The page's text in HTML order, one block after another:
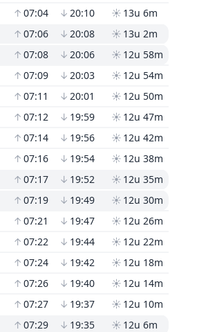
↑ 07:04 ↓ 20:10 ☀ 13u 6m
↑ 07:06 ↓ 20:08 ☀ 13u 2m
↑ 07:08 ↓ 20:06 ☀ 12u 58m
↑ 07:09 ↓ 20:03 ☀ 12u 54m
↑ 07:11 ↓ 20:01 ☀ 12u 50m
↑ 07:12 ↓ 19:59 ☀ 12u 47m
↑ 07:14 ↓ 19:56 ☀ 12u 42m
↑ 07:16 ↓ 19:54 ☀ 12u 38m
↑ 07:17 ↓ 19:52 ☀ 12u 35m
↑ 07:19 ↓ 19:49 ☀ 12u 30m
↑ 07:21 ↓ 19:47 ☀ 12u 26m
↑ 07:22 ↓ 19:44 ☀ 12u 22m
↑ 07:24 ↓ 19:42 ☀ 12u 18m
↑ 07:26 ↓ 19:40 ☀ 12u 14m
↑ 07:27 ↓ 19:37 ☀ 12u 10m
↑ 07:29 ↓ 19:35 ☀ 12u 6m